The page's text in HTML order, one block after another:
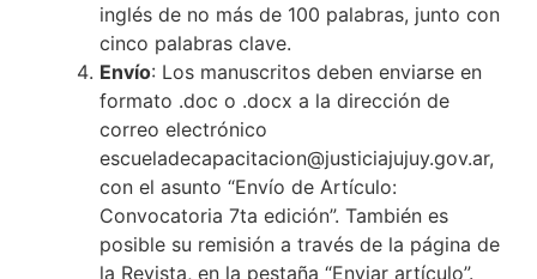
inglés de no más de 100 palabras, junto con
cinco palabras clave.
Envío: Los manuscritos deben enviarse en
formato .doc o .docx a la dirección de
correo electrónico
escueladecapacitacion@justiciajujuy.gov.ar,
con el asunto “Envío de Artículo:
Convocatoria 7ta edición”. También es
posible su remisión a través de la página de
la Revista, en la pestaña “Enviar artículo”.